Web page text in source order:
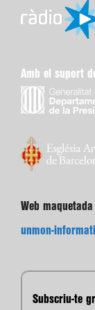
Amb el suport
Web
unmon-
Subscriu-te